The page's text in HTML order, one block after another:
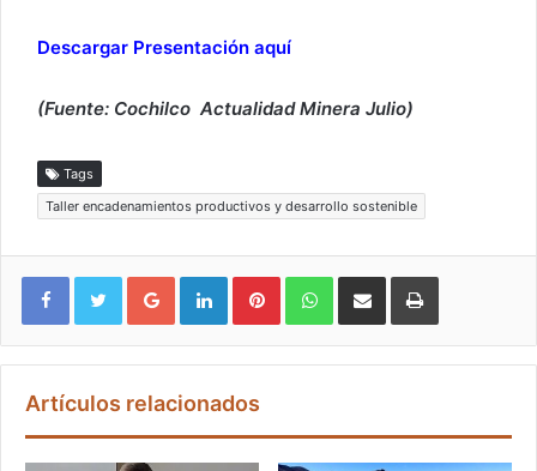
Descargar Presentación aquí
(Fuente: Cochilco Actualidad Minera Julio)
Tags
Taller encadenamientos productivos y desarrollo sostenible
Google+ LinkedIn Pinterest WhatsApp
Artículos relacionados